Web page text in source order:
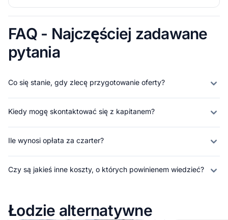
FAQ - Najczęściej zadawane
pytania
Co się stanie, gdy zlecę przygotowanie oferty?
Kiedy mogę skontaktować się z kapitanem?
Ile wynosi opłata za czarter?
Czy są jakieś inne koszty, o których powinienem wiedzieć?
Łodzie alternatywne